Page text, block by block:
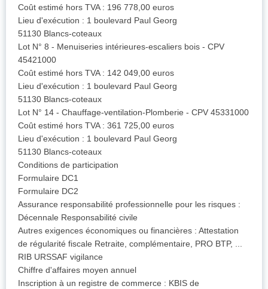
Coût estimé hors TVA : 196 778,00 euros
Lieu d'exécution : 1 boulevard Paul Georg
51130 Blancs-coteaux
Lot N° 8 - Menuiseries intérieures-escaliers bois - CPV
45421000
Coût estimé hors TVA : 142 049,00 euros
Lieu d'exécution : 1 boulevard Paul Georg
51130 Blancs-coteaux
Lot N° 14 - Chauffage-ventilation-Plomberie - CPV 45331000
Coût estimé hors TVA : 361 725,00 euros
Lieu d'exécution : 1 boulevard Paul Georg
51130 Blancs-coteaux
Conditions de participation
Formulaire DC1
Formulaire DC2
Assurance responsabilité professionnelle pour les risques :
Décennale Responsabilité civile
Autres exigences économiques ou financières : Attestation
de régularité fiscale Retraite, complémentaire, PRO BTP, ...
RIB URSSAF vigilance
Chiffre d'affaires moyen annuel
Inscription à un registre de commerce : KBIS de